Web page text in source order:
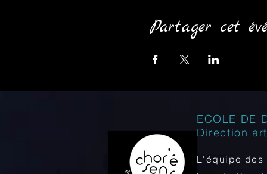
Partager cet
ECOLE DE
Direction
L'équipe des